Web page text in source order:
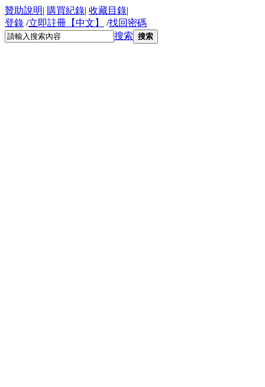
贊助說明| 購買紀錄| 收藏目錄|
登錄 /立即註冊【中文】 /找回密碼
搜索 搜索